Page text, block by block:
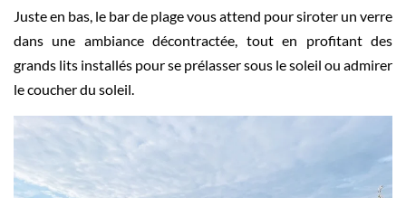
Juste en bas, le bar de plage vous attend pour siroter un verre
dans une ambiance décontractée, tout en profitant des
grands lits installés pour se prélasser sous le soleil ou admirer
le coucher du soleil.